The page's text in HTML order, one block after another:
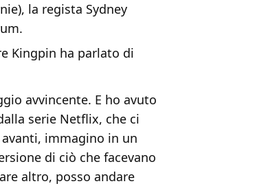
la regista Sydney
Kingpin ha parlato di
avvincente. E ho avuto
serie Netflix, che ci
immagino in un
di ciò che facevano
altro, posso andare